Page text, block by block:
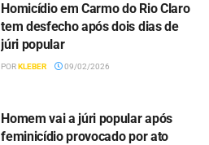
Homicídio em Carmo do Rio Claro
tem desfecho após dois dias de
júri popular
PORKLEBER 09/02/2026
Homem vai a júri popular após
feminicídio provocado por ato